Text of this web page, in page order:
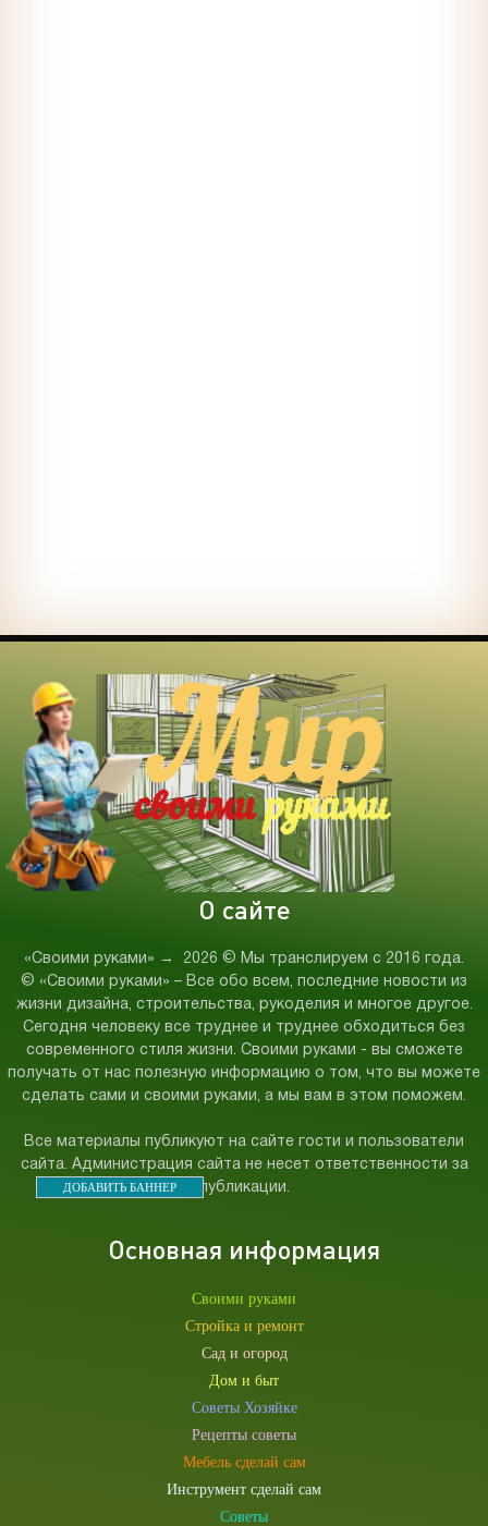
О сайте
«Своими руками» → 2026 © Мы транслируем с 2016 года.
© «Своими руками» – Все обо всем, последние новости из
жизни дизайна, строительства, рукоделия и многое другое.
Сегодня человеку все труднее и труднее обходиться без
современного стиля жизни. Своими руками - вы сможете
получать от нас полезную информацию о том, что вы можете
сделать сами и своими руками, а мы вам в этом поможем.
Все материалы публикуют на сайте гости и пользователи
сайта. Администрация сайта не несет ответственности за
публикации.
ДОБАВИТЬ БАННЕР
Основная информация
Своими руками
Стройка и ремонт
Сад и огород
Дом и быт
Советы Хозяйке
Рецепты советы
Мебель сделай сам
Инструмент сделай сам
Советы